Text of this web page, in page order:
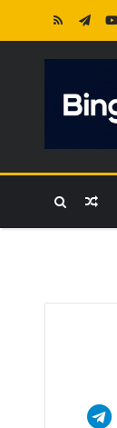
بحث مقال